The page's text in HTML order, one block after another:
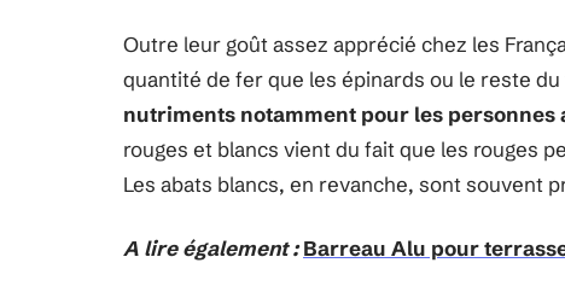
Outre leur goût assez apprécié chez les
quantité de fer que les épinards ou le reste du
nutriments notamment pour les personnes
rouges et blancs vient du fait que les rouges
Les abats blancs, en revanche, sont souvent
A lire également : Barreau Alu pour